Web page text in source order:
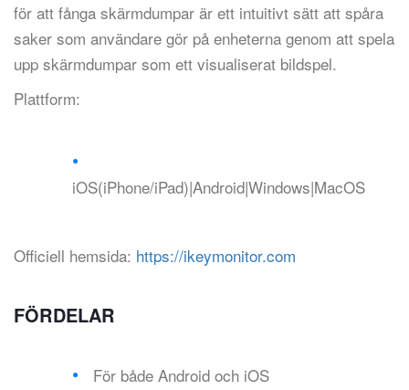
för att fånga skärmdumpar är ett intuitivt sätt att spåra
saker som användare gör på enheterna genom att spela
upp skärmdumpar som ett visualiserat bildspel.
Plattform:
iOS(iPhone/iPad)|Android|Windows|MacOS
Officiell hemsida: https://ikeymonitor.com
FÖRDELAR
För både Android och iOS